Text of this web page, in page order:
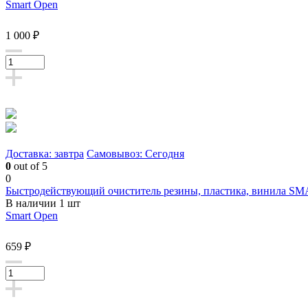
Smart Open
1 000 ₽
Доставка: завтра Самовывоз: Сегодня
0 out of 5
0
Быстродействующий очиститель резины, пластика, винила
В наличии 1 шт
Smart Open
659 ₽